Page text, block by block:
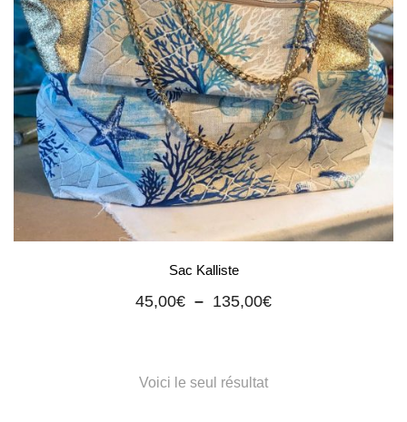
Sac Kalliste
45,00€ – 135,00€Plage
Voici le seul résultat